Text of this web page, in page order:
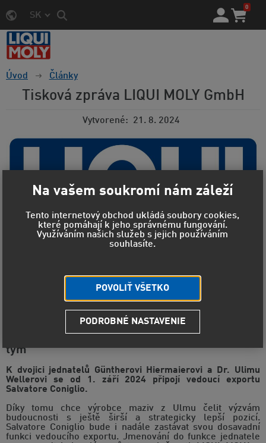
SK
0
Úvod Články
Tisková zpráva LIQUI MOLY GmbH
Vytvorené 21. 8. 2024
Více mezinárodní a šířeji zaměřená:
tým
K dvojici jednatelů Güntherovi Hiermaierovi a Dr. Ulimu
Wellerovi se od 1. září 2024 připojí vedoucí exportu
Salvatore Coniglio.
Díky tomu chce výrobce maziv z Ulmu čelit výzvám
budoucnosti s ještě širší a strategicky lepší pozicí.
Salvatore Coniglio bude i nadále zastávat svou dosavadní
funkci vedoucího exportu. Jmenování do funkce jednatele
Na vašem soukromí nám záleží
Tento internetový obchod ukládá soubory cookies,
které pomáhají k jeho správnému fungování.
Využíváním našich služeb s jejich používáním
souhlasíte.
POVOLIŤ VŠETKO
PODROBNÉ NASTAVENIE